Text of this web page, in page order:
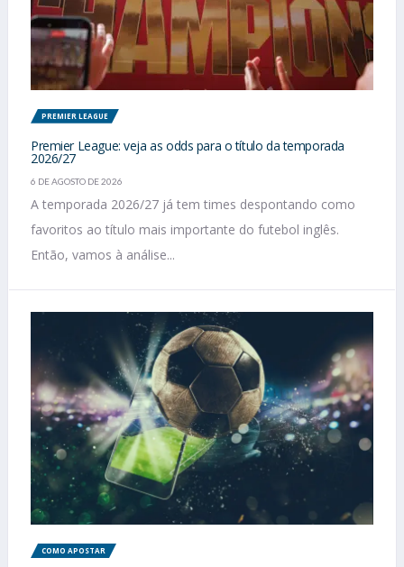
PREMIER LEAGUE
Premier League: veja as odds para o título da temporada
2026/27
6 DE AGOSTO DE 2026
A temporada 2026/27 já tem times despontando como
favoritos ao título mais importante do futebol inglês.
Então, vamos à análise...
COMO APOSTAR